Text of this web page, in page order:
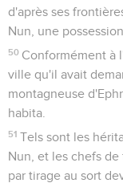
d'après ses
Nun, une
50 Conformément à
ville qu'il avait
montagneuse
habita.
51 Tels sont les
Nun, et les chefs
par tirage au sort